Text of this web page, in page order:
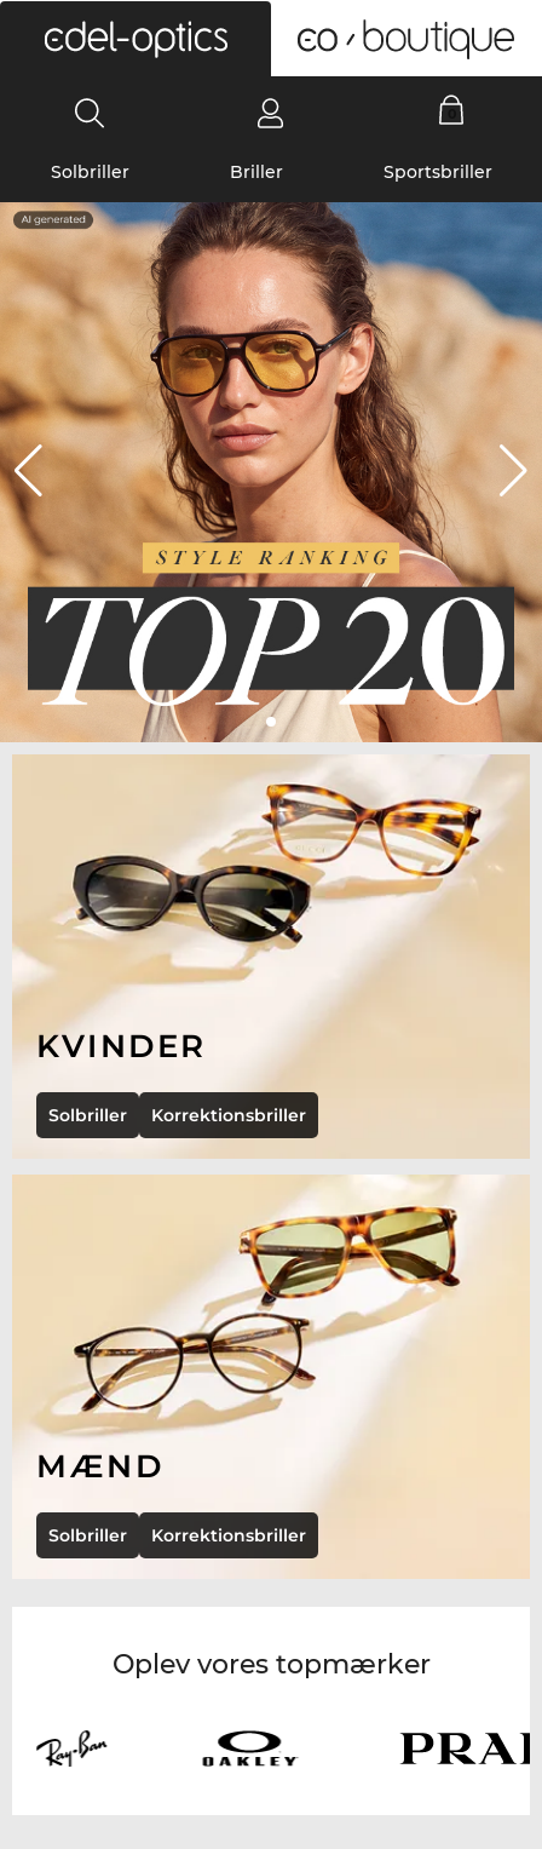
Solbriller Briller Sportsbriller
KVINDER
Solbriller Korrektionsbriller
MÆND
Solbriller Korrektionsbriller
Oplev vores topmærker